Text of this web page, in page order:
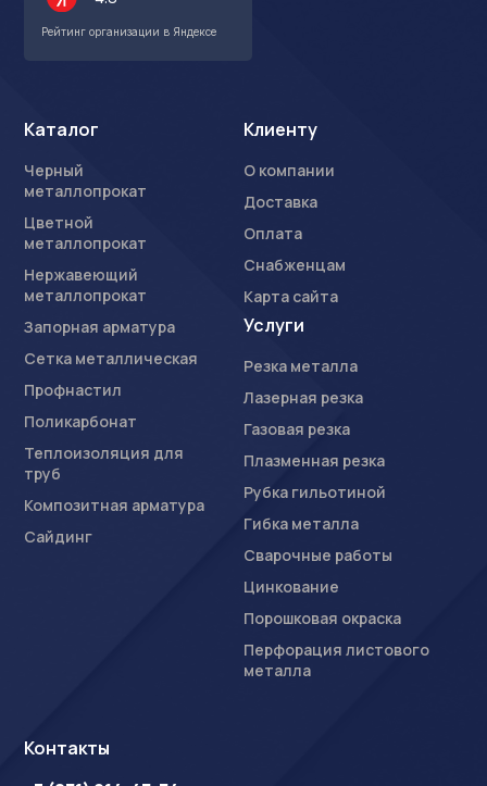
Рейтинг организации в Яндексе
Каталог
Черный
металлопрокат
Цветной
металлопрокат
Нержавеющий
металлопрокат
Запорная арматура
Сетка металлическая
Профнастил
Поликарбонат
Теплоизоляция для
труб
Композитная арматура
Сайдинг
Клиенту
О компании
Доставка
Оплата
Снабженцам
Карта сайта
Услуги
Резка металла
Лазерная резка
Газовая резка
Плазменная резка
Рубка гильотиной
Гибка металла
Сварочные работы
Цинкование
Порошковая окраска
Перфорация листового
металла
Контакты